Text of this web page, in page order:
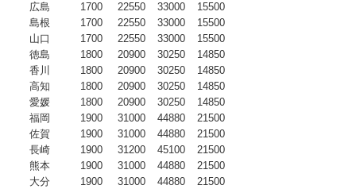
広島
1700 22550 33000
15500
島根
1700 22550 33000
15500
山口
1700 22550 33000
15500
徳島
1800 20900 30250
14850
香川
1800 20900 30250
14850
高知
1800 20900 30250
14850
愛媛
1800 20900 30250
14850
福岡
1900 31000 44880
21500
佐賀
1900 31000 44880
21500
長崎
1900 31200 45100
21500
熊本
1900 31000 44880
21500
大分
1900 31000 44880
21500